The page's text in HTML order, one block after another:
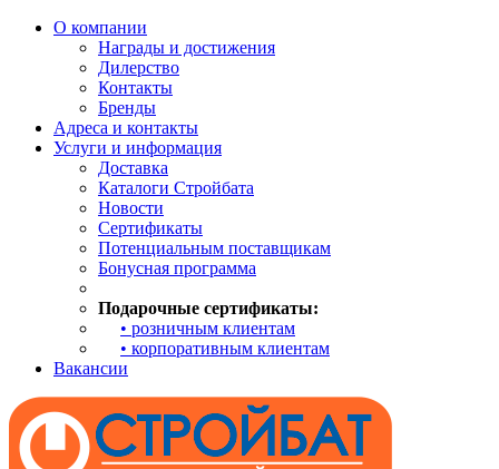
О компании
Награды и достижения
Дилерство
Контакты
Бренды
Адреса и контакты
Услуги и информация
Доставка
Каталоги Стройбата
Новости
Сертификаты
Потенциальным поставщикам
Бонусная программа
Подарочные сертификаты:
• розничным клиентам
• корпоративным клиентам
Вакансии